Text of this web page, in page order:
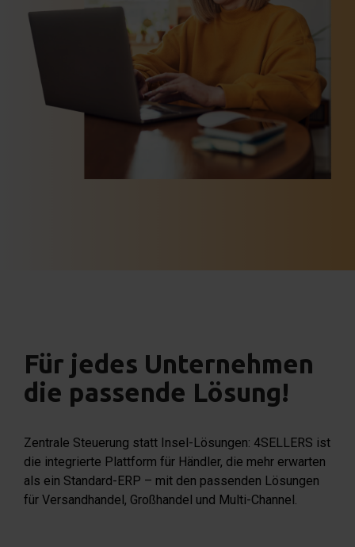
Für jedes Unternehmen
die passende Lösung!
Zentrale Steuerung statt Insel-Lösungen: 4SELLERS ist
die integrierte Plattform für Händler, die mehr erwarten
als ein Standard-ERP – mit den passenden Lösungen
für Versandhandel, Großhandel und Multi-Channel.